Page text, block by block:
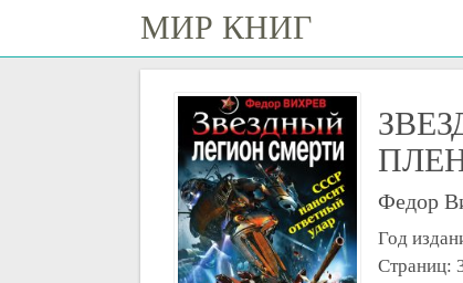
МИР КНИГ
Федор
Год
Страниц: